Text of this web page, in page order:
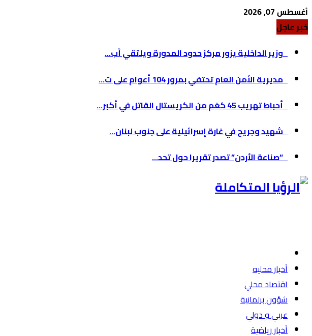
أغسطس 07, 2026
خبر عاجل
وزير الداخلية يزور مركز حدود المدورة ويلتقي أب...
مديرية الأمن العام تحتفي بمرور 104 أعوام على ت...
أحباط تهريب 45 كغم من الكريستال القاتل في أكبر...
شهيد وجريح في غارة إسرائيلية على جنوب لبنان...
“صناعة الأردن” تصدر تقريرا حول تحد...
أخبار محليه
اقتصاد محلي
شؤون برلمانية
عربي و دولي
أخبار رياضية